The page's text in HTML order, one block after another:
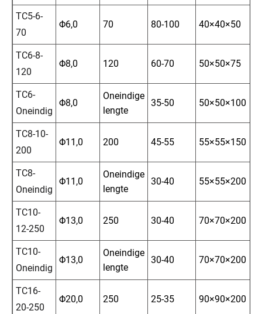
TC5-6-
70
Φ6,0 70 80-100 40×40×50
TC6-8-
120
Φ8,0 120 60-70 50×50×75
TC6-
Oneindig
Φ8,0
Oneindige
lengte
35-50 50×50×100
TC8-10-
200
Φ11,0 200 45-55 55×55×150
TC8-
Oneindig
Φ11,0
Oneindige
lengte
30-40 55×55×200
TC10-
12-250
Φ13,0 250 30-40 70×70×200
TC10-
Oneindig
Φ13,0
Oneindige
lengte
30-40 70×70×200
TC16-
20-250
Φ20,0 250 25-35 90×90×200